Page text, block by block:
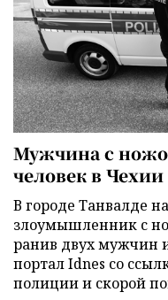
Мужчина с
человек в Чехии
В городе Танвалде
злоумышленник с
ранив двух мужчин
портал Idnes со
полиции и скорой